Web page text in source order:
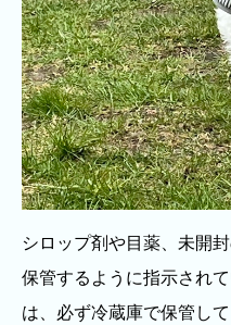
シロップ剤や目薬、未開
保管するように指示され
は、必ず冷蔵庫で保管して